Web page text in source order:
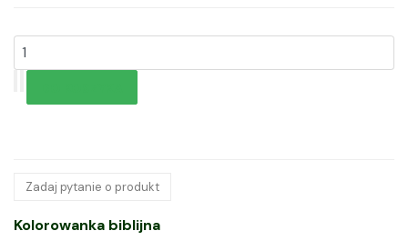
Zadaj pytanie o produkt
Kolorowanka biblijna